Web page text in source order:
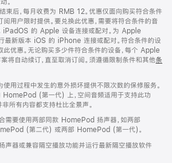
。
束后，每月收费为 RMB 12。优惠仅面向购买符合条件
用户限时提供。要兑换此优惠，需要将符合条件的音
iPadOS 的 Apple 设备连接或配对。为 Apple
最新版本 iOS 的 iPhone 连接或配对。符合条件的设
优惠。无论购买多少件符合条件的设备，每个 Apple
将自动续订，直至取消订阅。须遵循限制条件和其他条
用过程中发生的意外损坏提供不限次数的保修服务。
(第一代) 上，空间音频适用于支持此功
所有内容都支持杜比全景声。
要使用两部同款 HomePod 扬声器，如两部
(第二代) 或两部 HomePod (第一代)。
器或兼容隔空播放功能并运行最新隔空播放软件